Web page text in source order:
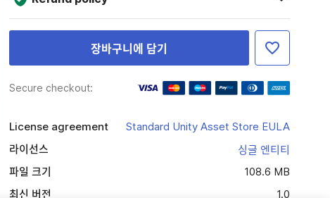
장바구니에 담기
Secure checkout:
License agreement
Standard Unity Asset Store EULA
라이선스
싱글 엔티티
파일 크기
108.6 MB
최신 버전
1.0